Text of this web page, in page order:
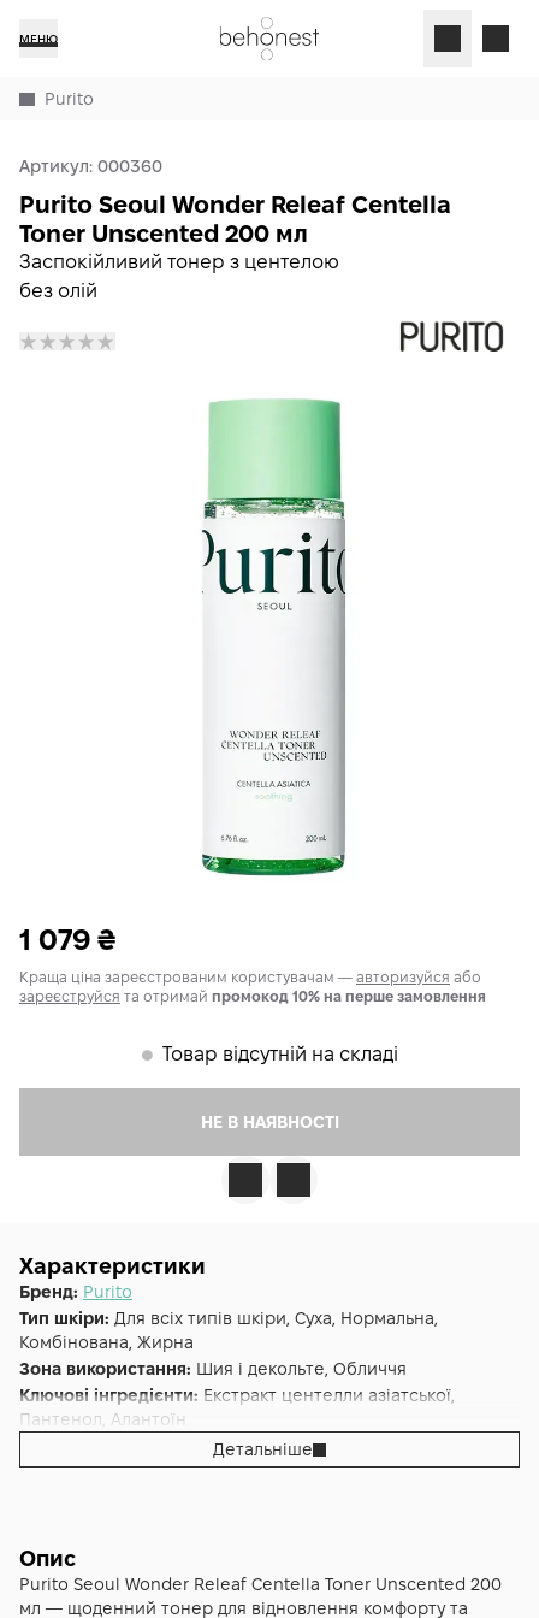
МЕНЮ
Purito
Артикул: 000360
Заспокійливий тонер з центелою
без олій
Purito Seoul Wonder Releaf Centella
Toner Unscented 200 мл
1 079 ₴
Краща ціна зареєстрованим користувачам — авторизуйся або
зареєструйся та отримай промокод 10% на перше замовлення
𒊹 Товар відсутній на складі
НЕ В НАЯВНОСТІ
Характеристики
Бренд: Purito
Тип шкіри: Для всіх типів шкіри, Суха, Нормальна,
Комбінована, Жирна
Зона використання: Шия і декольте, Обличчя
Ключові інгредієнти: Екстракт центелли азіатської,
Пантенол, Алантоїн
Від подразнень,Зволоження
Форма випуску:Тонер
Альтернативна назва:
без олій Purito Wonder Releaf Centella Toner Unscented
Детальніше
Опис
Purito Seoul Wonder Releaf Centella Toner Unscented 200
мл — щоденний тонер для відновлення комфорту та